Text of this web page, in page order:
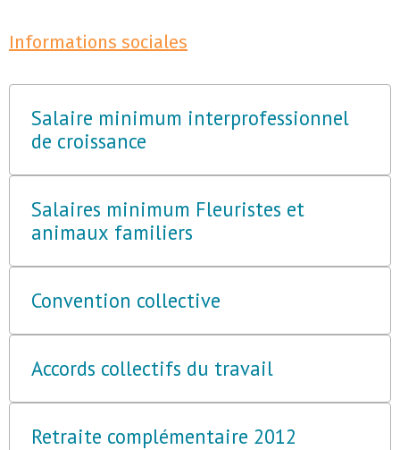
Informations sociales
Salaire minimum interprofessionnel
de croissance
Salaires minimum Fleuristes et
animaux familiers
Convention collective
Accords collectifs du travail
Retraite complémentaire 2012